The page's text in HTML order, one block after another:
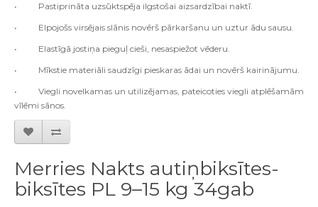
• Pastiprināta uzsūktspēja ilgstošai aizsardzībai naktī.
• Elpojošs virsējais slānis novērš pārkaršanu un uztur ādu sausu.
• Elastīgā jostiņa pieguļ cieši, nesaspiežot vēderu.
• Mīkstie materiāli saudzīgi pieskaras ādai un novērš kairinājumu.
• Viegli novelkamas un utilizējamas, pateicoties viegli atplēšamām
vīlēmi sānos.
Merries Nakts autiņbiksītes-
biksītes PL 9–15 kg 34gab